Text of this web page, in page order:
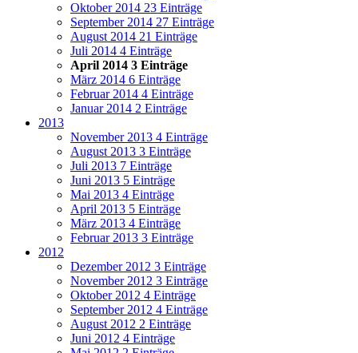
Oktober 2014 23 Einträge
September 2014 27 Einträge
August 2014 21 Einträge
Juli 2014 4 Einträge
April 2014 3 Einträge
März 2014 6 Einträge
Februar 2014 4 Einträge
Januar 2014 2 Einträge
2013
November 2013 4 Einträge
August 2013 3 Einträge
Juli 2013 7 Einträge
Juni 2013 5 Einträge
Mai 2013 4 Einträge
April 2013 5 Einträge
März 2013 4 Einträge
Februar 2013 3 Einträge
2012
Dezember 2012 3 Einträge
November 2012 3 Einträge
Oktober 2012 4 Einträge
September 2012 4 Einträge
August 2012 2 Einträge
Juni 2012 4 Einträge